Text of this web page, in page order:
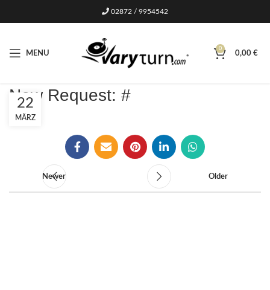
02872 / 9954542
MENU
0
0,00 €
New Request: #
22
MÄRZ
Newer Older